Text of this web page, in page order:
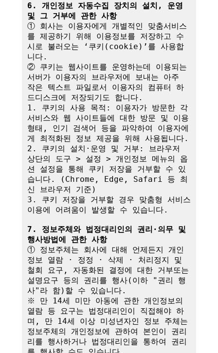
6. 개인정보 자동수집 장치의 설치, 운영
및 그 거부에 관한 사항
① 회사는 이용자에게 개별적인 맞춤서비스
를 제공하기 위해 이용정보를 저장하고 수
시로 불러오는 ‘쿠키(cookie)’를 사용합
니다.
② 쿠키는 웹사이트를 운영하는데 이용되는
서버가 이용자의 브라우저에 보내는 아주
작은 텍스트 파일로서 이용자의 컴퓨터 하
드디스크에 저장되기도 합니다.
1. 쿠키의 사용 목적: 이용자가 방문한 각
서비스와 웹 사이트들에 대한 방문 및 이용
형태, 인기 검색어 등을 파악하여 이용자에
게 최적화된 정보 제공을 위해 사용됩니다.
2. 쿠키의 설치·운영 및 거부: 브라우저
상단의 도구 > 설정 > 개인정보 메뉴의 옵
션 설정을 통해 쿠키 저장을 거부할 수 있
습니다. (Chrome, Edge, Safari 등 최
신 브라우저 기준)
3. 쿠키 저장을 거부할 경우 맞춤형 서비스
이용에 어려움이 발생할 수 있습니다.
7. 정보주체와 법정대리인의 권리·의무 및
행사방법에 관한 사항
① 정보주체는 회사에 대해 언제든지 개인
정보 열람 · 정정 · 삭제 · 처리정지 및
철회 요구, 자동화된 결정에 대한 거부또는
설명요구 등의 권리를 행사(이하 "권리 행
사"라 함)할 수 있습니다.
※ 만 14세 미만 아동에 관한 개인정보의
열람 등 요구는 법정대리인이 직접해야 하
며, 만 14세 이상 미성년자인 정보 주체는
정보주체의 개인정보에 관하여 본인이 권리
리를 행사하거나 법정대리인을 통하여 권리